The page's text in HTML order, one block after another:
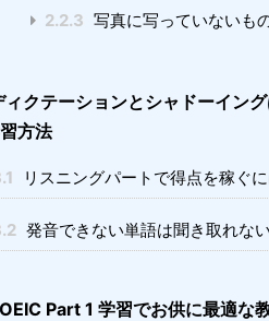
2.2.3 写真に写っていないも
ィクテーションとシャドーイン
方法
リスニングパートで得点を稼ぐ
発音できない単語は聞き取れな
Part 1 学習でお供に最適な